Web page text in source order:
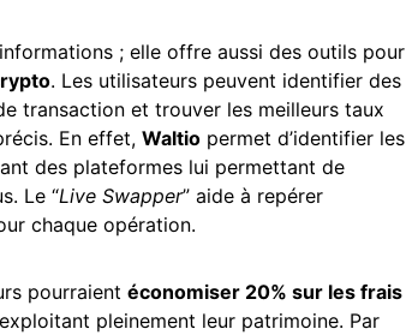
; elle offre aussi des outils pour
. Les utilisateurs peuvent identifier des
transaction et trouver les meilleurs taux
En effet, Waltio permet d’identifier les
des plateformes lui permettant de
Le “Live Swapper” aide à repérer
chaque opération.
pourraient économiser 20% sur les frais
pleinement leur patrimoine. Par